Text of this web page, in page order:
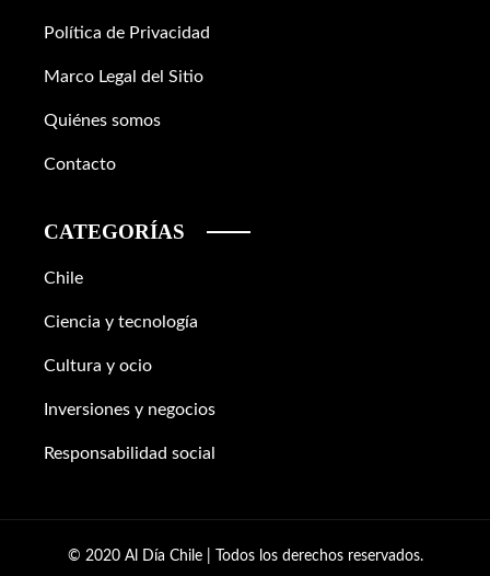
Política de Privacidad
Marco Legal del Sitio
Quiénes somos
Contacto
CATEGORÍAS
Chile
Ciencia y tecnología
Cultura y ocio
Inversiones y negocios
Responsabilidad social
© 2020 Al Día Chile | Todos los derechos reservados.